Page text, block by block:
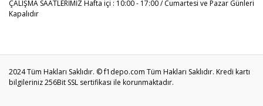
ÇALIŞMA SAATLERİMİZHafta içi : 10:00 - 17:00 / Cumartesi ve Pazar Günleri
Kapalıdır
2024 Tüm Hakları Saklıdır. © f1depo.com Tüm Hakları Saklıdır. Kredi kartı
bilgileriniz 256Bit SSL sertifikası ile korunmaktadır.